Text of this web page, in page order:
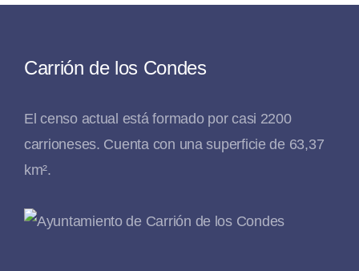
Carrión de los Condes
El censo actual está formado por casi 2200
carrioneses. Cuenta con una superficie de 63,37
km².